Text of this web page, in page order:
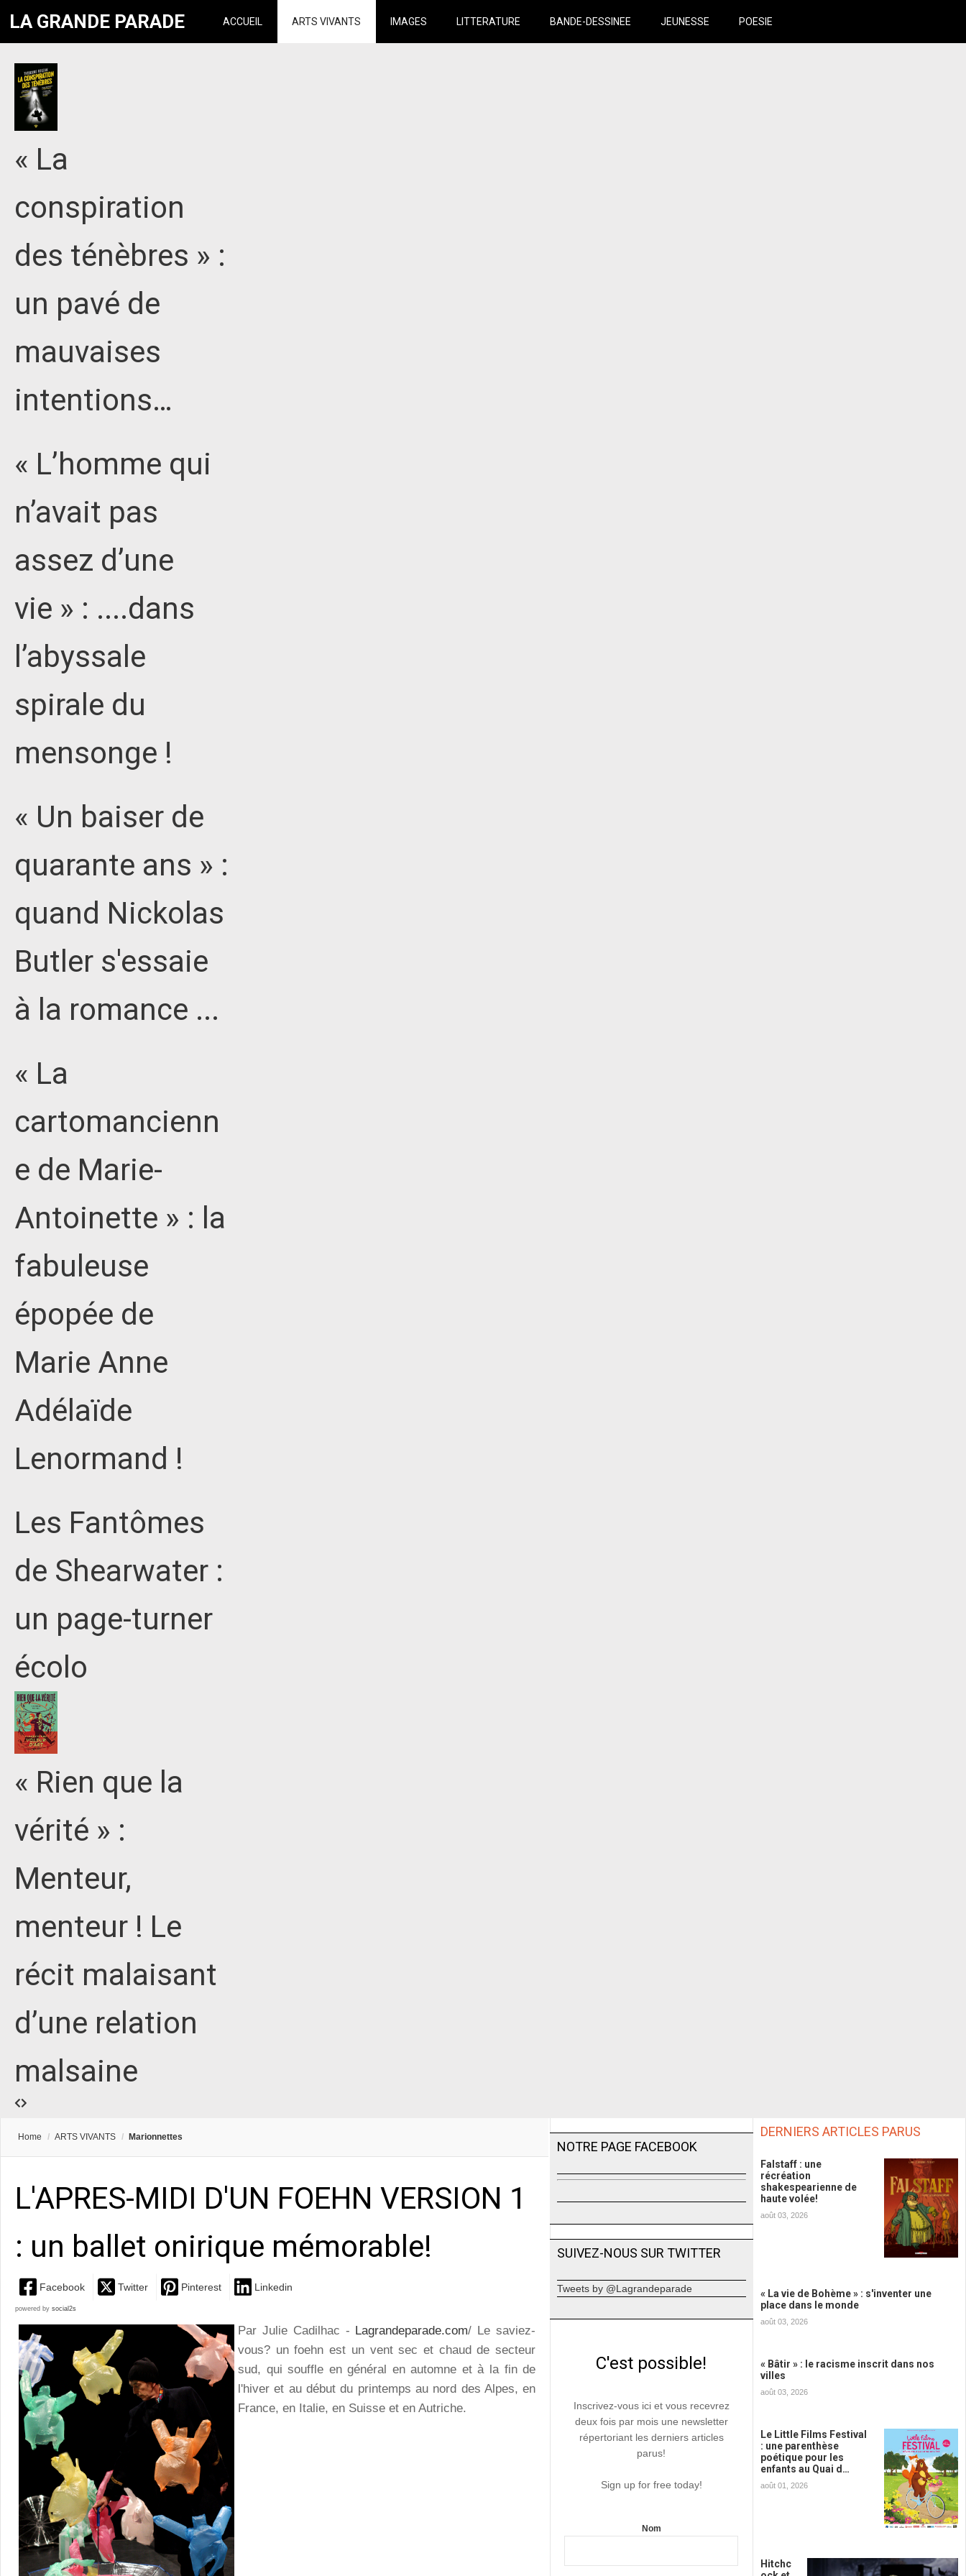
LA GRANDE PARADE ACCUEIL ARTS VIVANTS IMAGES LITTERATURE BANDE-DESSINEE JEUNESSE POESIE
« La
conspiration
des ténèbres » :
un pavé de
mauvaises
intentions…
« L’homme qui
n’avait pas
assez d’une
vie » : ....dans
l’abyssale
spirale du
mensonge !
« Un baiser de
quarante ans » :
quand Nickolas
Butler s'essaie
à la romance ...
« La
cartomancienn
e de Marie-
Antoinette » : la
fabuleuse
épopée de
Marie Anne
Adélaïde
Lenormand !
Les Fantômes
de Shearwater :
un page-turner
écolo
« Rien que la
vérité » :
Menteur,
menteur ! Le
récit malaisant
d’une relation
malsaine
Home / ARTS VIVANTS / Marionnettes
L'APRES-MIDI D'UN FOEHN VERSION 1
: un ballet onirique mémorable!
Facebook Twitter Pinterest Linkedin
powered by social2s
Par Julie Cadilhac - Lagrandeparade.com/ Le saviez-
vous? un foehn est un vent sec et chaud de secteur
sud, qui souffle en général en automne et à la fin de
l'hiver et au début du printemps au nord des Alpes, en
France, en Italie, en Suisse et en Autriche.
NOTRE PAGE FACEBOOK
SUIVEZ-NOUS SUR TWITTER
Tweets by @Lagrandeparade
C'est possible!
Inscrivez-vous ici et vous recevrez
deux fois par mois une newsletter
répertoriant les derniers articles
parus!
Sign up for free today!
Nom
DERNIERS ARTICLES PARUS
Falstaff : une
récréation
shakespearienne de
haute volée!
août 03, 2026
« La vie de Bohème » : s'inventer une
place dans le monde
août 03, 2026
« Bâtir » : le racisme inscrit dans nos
villes
août 03, 2026
Le Little Films Festival
: une parenthèse
poétique pour les
enfants au Quai d…
août 01, 2026
Hitchc